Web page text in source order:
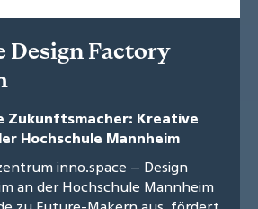
Design Factory
Zukunftsmacher: Kreative
Hochschule Mannheim
inno.space – Design
an der Hochschule Mannheim